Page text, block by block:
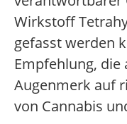
Wirkstoff
gefasst werden
Empfehlung, die
Augenmerk auf
von Cannabis